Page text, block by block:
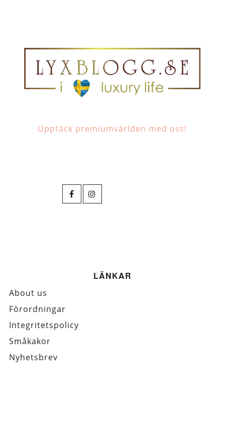
Upptäck premiumvärlden med oss!
LÄNKAR
About us
Förordningar
Integritetspolicy
Småkakor
Nyhetsbrev